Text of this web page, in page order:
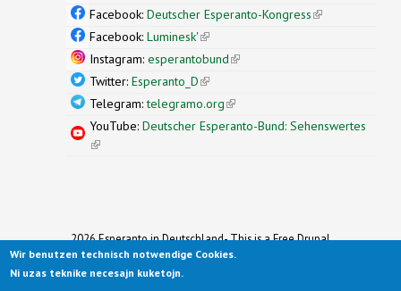
external)
Facebook: Deutscher Esperanto-Kongress(link is
Facebook: Luminesk'(link is external)
Instagram: esperantobund(link is external)
Twitter: Esperanto_D(link is external)
Telegram:telegramo.org(link is external)
YouTube: Deutscher Esperanto-Bund: Sehenswertes
(link is external)
2026 Esperanto in Deutschland- This is a Free Drupal
Theme
Ported to Drupal for the Open Source Community by
Wir benutzen technisch notwendige Cookies.
Ni uzas teknike necesajn kuketojn.